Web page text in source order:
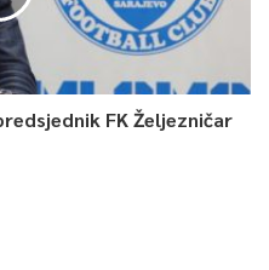
FK Željezničar